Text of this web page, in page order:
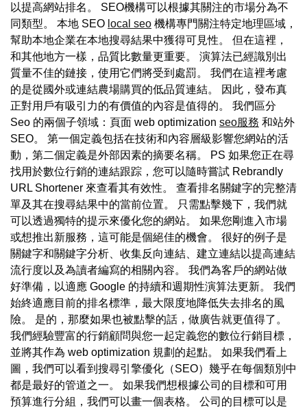
以提高網站排名。 SEO機構可以根據其關注的市場分為不
同類型。 本地 SEO local seo 機構專門關注特定地理區域，
幫助本地企業在本地搜尋結果中獲得可見性。 但在這裡，
和其他地方一樣，品質比數量更重要。 演算法已經識別出
質量不佳的鏈接，使用它們將受到處罰。 我們在這裡考慮
的是從國外或連結農場購買的低品質連結。 因此，發布真
正對用戶有吸引力的有價值的內容是值得的。 我們區分
Seo 的兩個子領域：頁面 web optimization seo服務 和站外
SEO。 第一個定義包括在技術和內容層級影響您網站的活
動，第二個定義是外部因素的摘要名稱。 PS 如果您正在尋
找用於數位行銷的連結跟踪，您可以隨時嘗試 Rebrandly
URL Shortener 來查看其有效性。 查看排名關鍵字的完整清
單及其在搜尋結果中的當前位置。 只需點擊幾下，我們就
可以透過獨特的提示來優化您的網站。 如果您剛進入市場
或想推出新服務，這可能是個絕佳的機會。 很好的例子是
關鍵字和關鍵字分析、收集反向連結、建立連結以提高連結
流行度以及為讀者編寫的相關內容。 我們為客戶的網站做
好準備，以適應 Google 的持續和週期性演算法更新。 我們
始終適應目前的排名標準，最大限度地降低失去排名的風
險。 是的，那麼如果也被點擊的話，做廣告就更值得了。
我們經驗豐富的行銷顧問與您一起定義您的數位行銷目標，
並將其作為 web optimization 規劃的起點。 如果我們看上
圖，我們可以看到搜尋引擎優化（SEO）幾乎在每個類別中
都是最好的管道之一。 如果我們想根據公司的目標和可用
預算進行分組，我們可以畫一個表格。 公司的目標可以是